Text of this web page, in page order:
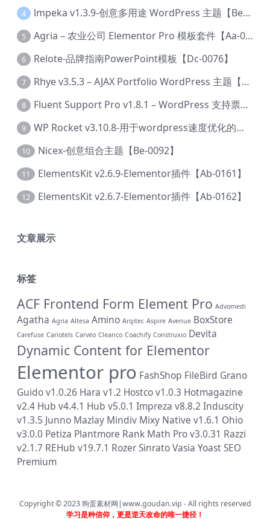
4 lmpeka v1.3.9-创意多用途 WordPress 主题【Be-0064】
5 Agria – 农业公司 Elementor Pro 模板套件【Aa-0003】
6 Relote-品牌指南PowerPoint模板【Dc-0076】
7 Rhye v3.5.3 – AJAX Portfolio WordPress 主题【Bi-0049】
8 Fluent Support Pro v1.8.1 – WordPress 支持票务系统【Cc-0041】
9 WP Rocket v3.10.8-用于wordpress速度优化的缓存加速插件【Cd-0019】
10 Nicex-创意组合主题【Be-0092】
11 ElementsKit v2.6.9-Elementor插件【Ab-0161】
12 ElementsKit v2.6.7-Elementor插件【Ab-0162】
文章展示
标签
ACF Frontend Form Element Pro Advomedi
Agatha Agria Altesa Amino Arqitec Aspire Avenue BoxStore
Carefuse Cariotels Carveo Cleanco Coachify Construxio Devita
Dynamic Content for Elementor
Elementor pro FashShop FileBird Grano
Guido v1.0.26 Hara v1.2 Hostco v1.0.3 Hotmagazine
v2.4 Hub v4.4.1 Hub v5.0.1 Impreza v8.8.2 Induscity
v1.3.5 Junno Mazlay Mindiv Mixy Native v1.6.1 Ohio
v3.0.0 Petiza Plantmore Rank Math Pro v3.0.31 Razzi
v2.1.7 REHub v19.7.1 RozerSinratoVasia Yoast SEO
Premium
Copyright © 2023狗蛋素材网|www.goudan.vip - All rights reserved
学习是种信仰，更是逆天改命的唯一捷径！